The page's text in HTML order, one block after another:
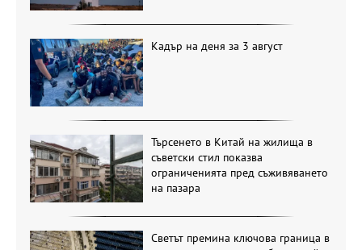
Кадър на деня за 3 август
Търсенето в Китай на жилища в
съветски стил показва
ограниченията пред съживяването
на пазара
Светът премина ключова граница в